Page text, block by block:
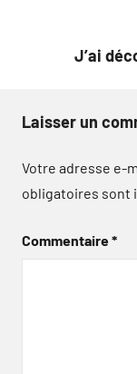
J’ai
Laisser un
Votre adresse e-
obligatoires sont
Commentaire*